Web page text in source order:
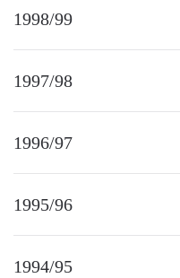
1998/99
1997/98
1996/97
1995/96
1994/95